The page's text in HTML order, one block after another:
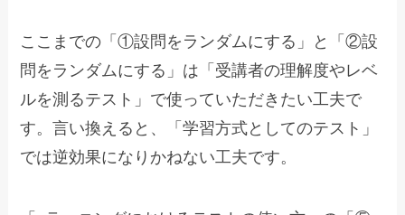
ここまでの「①設問をランダムにする」と「②設
問をランダムにする」は「受講者の理解度やレベ
ルを測るテスト」で使っていただきたい工夫で
す。言い換えると、「学習方式としてのテスト」
では逆効果になりかねない工夫です。